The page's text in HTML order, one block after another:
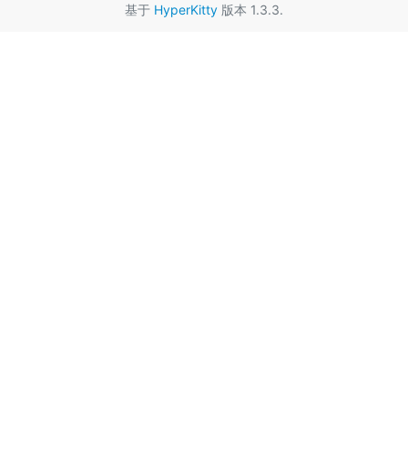
基于 HyperKitty 版本 1.3.3.